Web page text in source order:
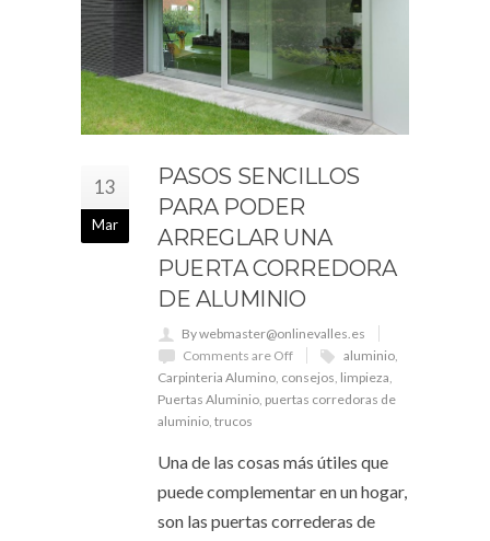
13
Mar
PASOS SENCILLOS
PARA PODER
ARREGLAR UNA
PUERTA CORREDORA
DE ALUMINIO
By webmaster@onlinevalles.es
Comments are Off
aluminio,
Carpinteria Alumino, consejos, limpieza,
Puertas Aluminio, puertas corredoras de
aluminio, trucos
Una de las cosas más útiles que
puede complementar en un hogar,
son las puertas correderas de